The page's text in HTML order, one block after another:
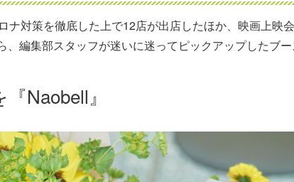
対策を徹底した上で12店が出店したほか、映画上映会
編集部スタッフが迷いに迷ってピックアップしたブ
Naobell』